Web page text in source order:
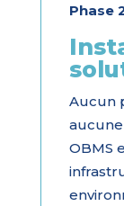
Phase
Aucun
OBMS